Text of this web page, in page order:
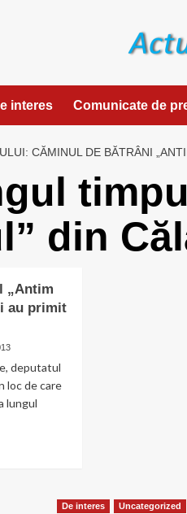
interes Comunicate de
CĂMINUL DE BĂTRÂNI
din
„Antim
au primit
deputatul
loc de care
lungul
De interes Uncategorized